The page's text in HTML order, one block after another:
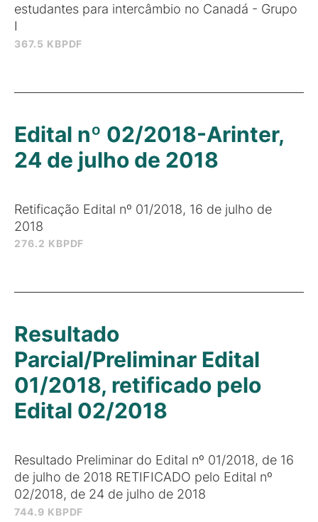
367.5 KBPDF
estudantes para intercâmbio no Canadá - Grupo
I
276.2 KBPDF
Edital nº 02/2018-Arinter,
24 de julho de 2018
Retificação Edital nº 01/2018, 16 de julho de
2018
744.9 KBPDF
Resultado
Parcial/Preliminar Edital
01/2018, retificado pelo
Edital 02/2018
Resultado Preliminar do Edital nº 01/2018, de 16
de julho de 2018 RETIFICADO pelo Edital nº
02/2018, de 24 de julho de 2018